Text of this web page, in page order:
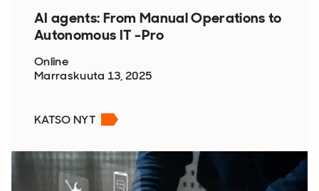
AI agents: From Manual Operations to
Autonomous IT -Pro
Online
Marraskuuta 13, 2025
KATSO NYT